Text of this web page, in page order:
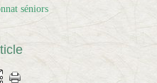
séniors